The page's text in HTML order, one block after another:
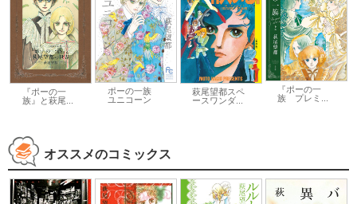
『ポーの一
族』と萩尾...
ポーの一族
ユニコーン
萩尾望都スペ
ースワンダ...
『ポーの一
族 プレミ...
オススメのコミックス